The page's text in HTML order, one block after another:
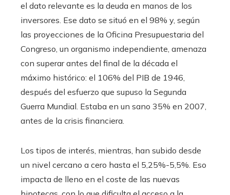
el dato relevante es la deuda en manos de los
inversores. Ese dato se situó en el 98% y, según
las proyecciones de la Oficina Presupuestaria del
Congreso, un organismo independiente, amenaza
con superar antes del final de la década el
máximo histórico: el 106% del PIB de 1946,
después del esfuerzo que supuso la Segunda
Guerra Mundial. Estaba en un sano 35% en 2007,
antes de la crisis financiera.
Los tipos de interés, mientras, han subido desde
un nivel cercano a cero hasta el 5,25%-5,5%. Eso
impacta de lleno en el coste de las nuevas